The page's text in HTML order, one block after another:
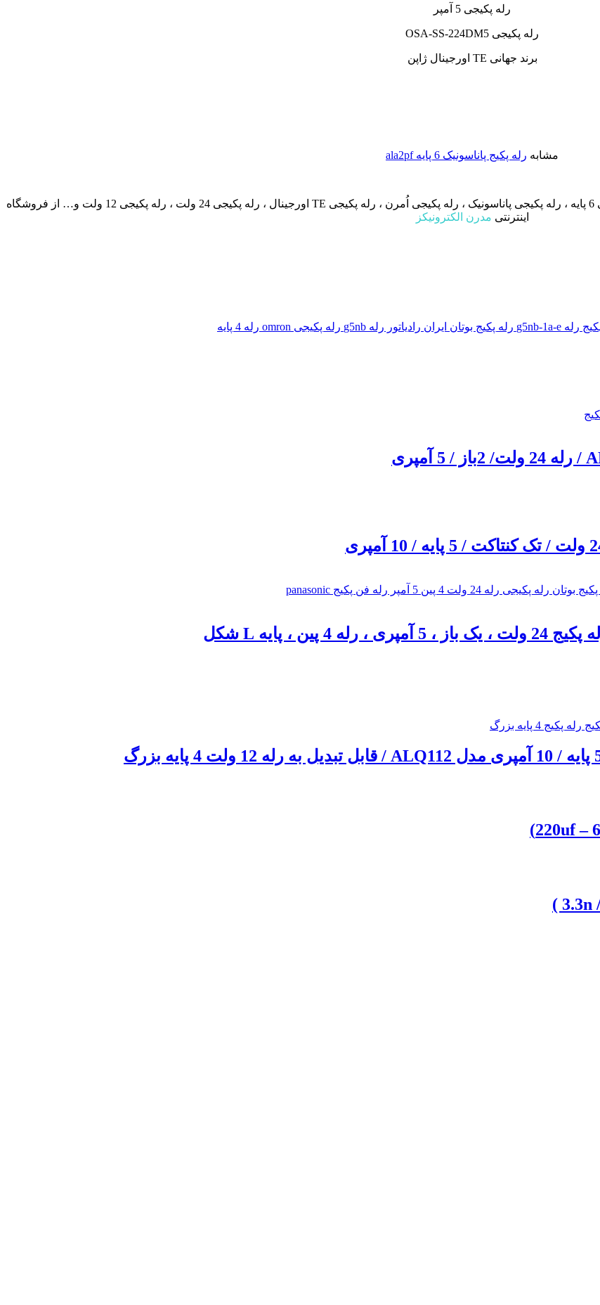
رله پکیجی 5 آمپر
رله پکیجی OSA-SS-224DM5
برند جهانی TE اورجینال ژاپن
مشابه رله پکیج پاناسونیک 6 پایه ala2pf
شامل رله پکیجی 4 پایه ، رله پکیجی 5 پایه ، رله پکیجی 6 پایه ، رله پکیجی پاناسونیک ، رله پکیجی اُمرن ، رله پکیجی TE اورجینال ، رله پکیجی 24 ولت ، رله پکیجی 12 ولت و… از فروشگاه
اینترنتی مدرن الکترونیکز